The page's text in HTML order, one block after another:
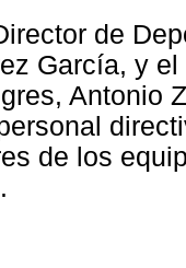
de
García, y
Antonio
de los